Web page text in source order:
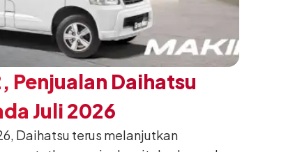
Penjualan Daihatsu
Juli 2026
Daihatsu terus melanjutkan